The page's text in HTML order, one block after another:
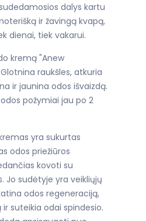
dalys kartu
ir žavingą kvapą,
dienai, tiek vakarui.
kremą "Anew
Glotnina raukšles, atkuria
ir jaunina odos išvaizdą.
požymiai jau po 2
yra sukurtas
odos priežiūros
kovoti su
Jo sudėtyje yra veikliųjų
odos regeneraciją,
suteikia odai spindesio.